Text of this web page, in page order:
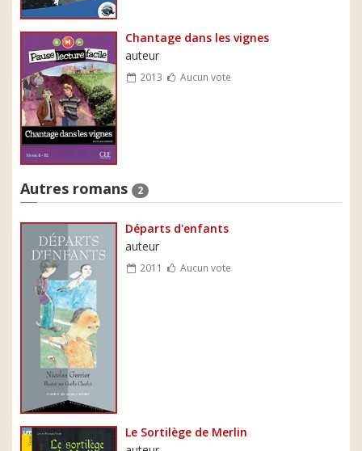
Chantage dans les vignes
auteur
2013 Aucun vote
Autres romans 2
Départs d'enfants
auteur
2011 Aucun vote
Le Sortilège de Merlin